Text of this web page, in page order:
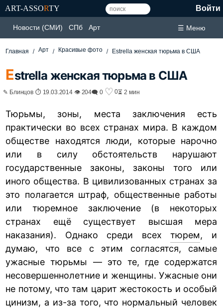
ART-ASSORTY Войти
Новости (СМИ) СПб Арт ☰ Меню
Главная Арт Красивые фото Estrella женская тюрьма в США
Estrella женская тюрьма в США
✎ Блинцов ⏱ 19.03.2014 👁 204🗨 0 ♡ 0⏳ 2 мин
Тюрьмы, зоны, места заключения есть
практически во всех странах мира. В каждом
обществе находятся люди, которые нарочно
или в силу обстоятельств нарушают
государственные законы, законы того или
иного общества. В цивилизованных странах за
это полагается штраф, общественные работы
или тюремное заключение (в некоторых
странах ещё существует высшая мера
наказания). Однако среди всехтюрем, и
думаю, что все с этим согласятся, самые
ужасные тюрьмы — это те, где содержатся
несовершеннолетние и женщины. Ужасные они
не потому, что там царит жестокость и особый
цинизм, а из-за того, что нормальный человек